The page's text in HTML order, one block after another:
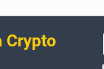
Crypto